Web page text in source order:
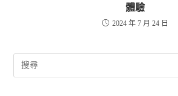
體驗
2024 年 7 月 24 日